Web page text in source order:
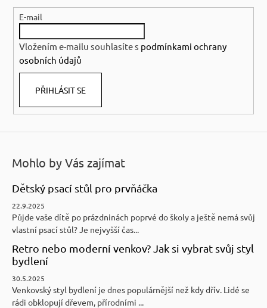
E-mail
Vložením e-mailu souhlasíte s podmínkami ochrany
osobních údajů
PŘIHLÁSIT SE
Mohlo by Vás zajímat
Dětský psací stůl pro prvňáčka
22.9.2025
Půjde vaše dítě po prázdninách poprvé do školy a ještě nemá svůj
vlastní psací stůl? Je nejvyšší čas...
Retro nebo moderní venkov? Jak si vybrat svůj styl
bydlení
30.5.2025
Venkovský styl bydlení je dnes populárnější než kdy dřív. Lidé se
rádi obklopují dřevem, přírodními ...